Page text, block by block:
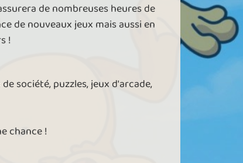
de nombreuses heures de
de nouveaux jeux mais aussi en
!
société, puzzles, jeux d'arcade,
chance !